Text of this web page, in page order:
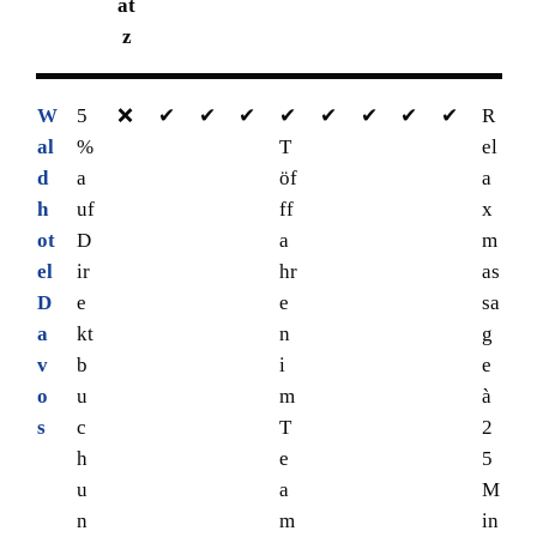
at
z
W
al
d
h
ot
el
D
a
v
o
s
5
%
a
uf
D
ir
e
kt
b
u
c
h
u
n
❌ ✔ ✔ ✔
✔
T
öf
ff
a
hr
e
n
i
m
T
e
a
m
✔ ✔ ✔ ✔
R
el
a
x
m
as
sa
g
e
à
2
5
M
in